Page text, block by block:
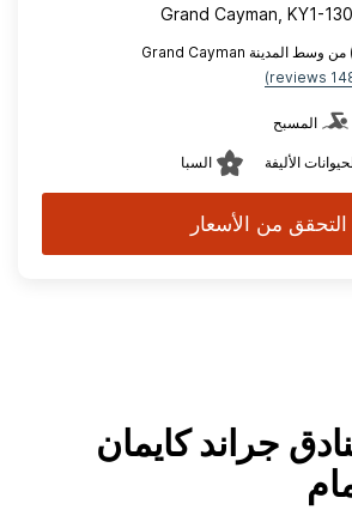
Grand Cayman, KY1-
المسبح
الأليفة السبا
التحقق من الأسعار
جراند كايمان